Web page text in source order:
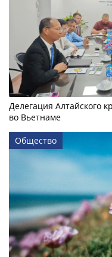
Делегация Алтайского
во Вьетнаме
Общество